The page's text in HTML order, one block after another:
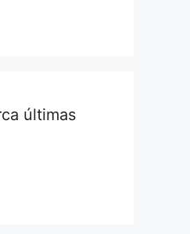
últimas